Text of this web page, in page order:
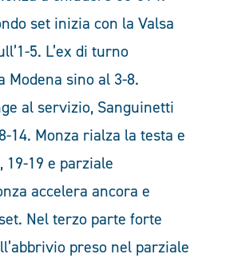
set inizia con la Valsa
5. L’ex di turno
Modena sino al 3-8.
al servizio, Sanguinetti
14. Monza rialza la testa e
19-19 e parziale
accelera ancora e
Nel terzo parte forte
preso nel parziale